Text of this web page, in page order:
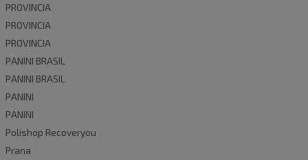
PROVINCIA
PROVINCIA
PROVINCIA
PANINI BRASIL
PANINI BRASIL
PANINI
PANINI
Polishop Recoveryou
Prana